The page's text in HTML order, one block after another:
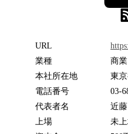
URL
業種
商
本社所在地
東
電話番号
03-
代表者名
近
上場
未